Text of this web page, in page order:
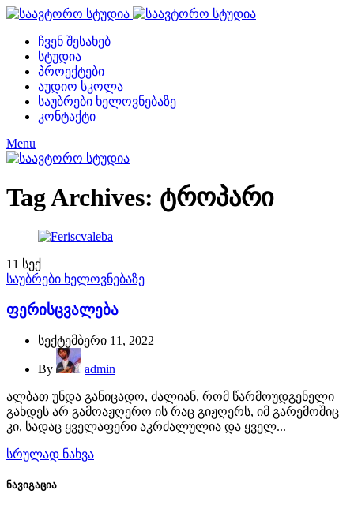
ჩვენ შესახებ
სტუდია
პროექტები
აუდიო სკოლა
საუბრები ხელოვნებაზე
კონტაქტი
Menu
Tag Archives: ტროპარი
11 სექ
საუბრები ხელოვნებაზე
ფერისცვალება
სექტემბერი 11, 2022
By admin
ალბათ უნდა განიცადო, ძალიან, რომ წარმოუდგენელი
გახდეს არ გამოაჟღერო ის რაც გიჟღერს, იმ გარემოშიც
კი, სადაც ყველაფერი აკრძალულია და ყველ...
სრულად ნახვა
ნავიგაცია